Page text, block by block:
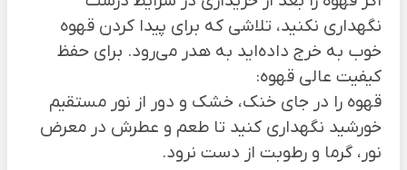
نگهداری نکنید، تلاشی که برای پیدا کردن قهوه
خوب به خرج داده‌اید به هدر می‌رود. برای حفظ
کیفیت عالی قهوه:
قهوه را در جای خنک، خشک و دور از نور مستقیم
خورشید نگهداری کنید تا طعم و عطرش در معرض
نور، گرما و رطوبت از دست نرود.